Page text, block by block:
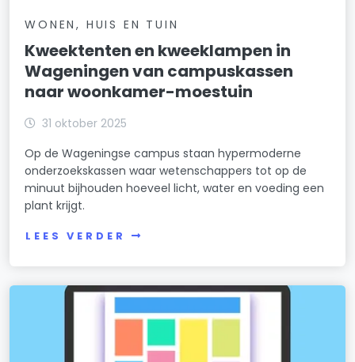
WONEN, HUIS EN TUIN
Kweektenten en kweeklampen in
Wageningen van campuskassen
naar woonkamer-moestuin
31 oktober 2025
Op de Wageningse campus staan hypermoderne
onderzoekskassen waar wetenschappers tot op de
minuut bijhouden hoeveel licht, water en voeding een
plant krijgt.
LEES VERDER